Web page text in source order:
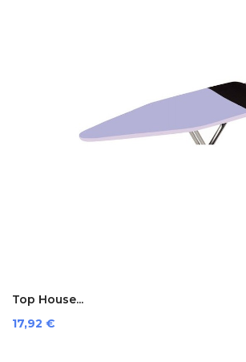
Top House...
Preis
17,92 €